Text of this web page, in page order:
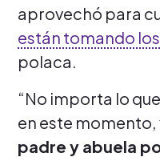
aprovechó para
están tomando
polaca.
“No importa lo
en este momento,
padre y abuela